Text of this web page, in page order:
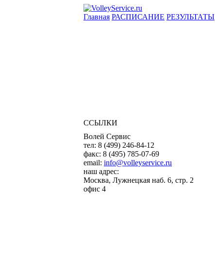
Главная РАСПИСАНИЕ РЕЗУЛЬТАТЫ
ССЫЛКИ
Волей Сервис
тел: 8 (499) 246-84-12
факс: 8 (495) 785-07-69
email: info@volleyservice.ru
наш адрес:
Москва, Лужнецкая наб. 6, стр. 2
офис 4